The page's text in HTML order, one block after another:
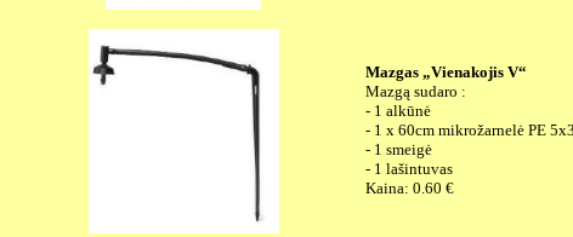
Mazgas „Vienakojis V“
Mazgą sudaro :
- 1 alkūnė
- 1 x 60cm mikrožarnelė PE
- 1 smeigė
- 1 lašintuvas
Kaina: 0.60 €